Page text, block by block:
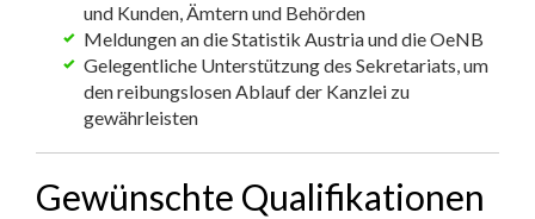
und Kunden, Ämtern und Behörden
Meldungen an die Statistik Austria und die OeNB
Gelegentliche Unterstützung des Sekretariats, um
den reibungslosen Ablauf der Kanzlei zu
gewährleisten
Gewünschte Qualifikationen